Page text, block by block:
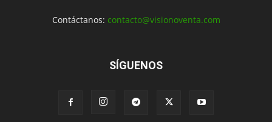
Contáctanos: contacto@visionoventa.com
SÍGUENOS